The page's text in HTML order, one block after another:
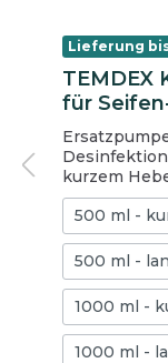
Lieferung bis
TEMDEX
für
kurzer
kurzem Hebel. Aus hygienischen
sollten die
ausgetauscht werden.
diesen
unten
500 ml -
500 ml -
1000 ml -
1000 ml -